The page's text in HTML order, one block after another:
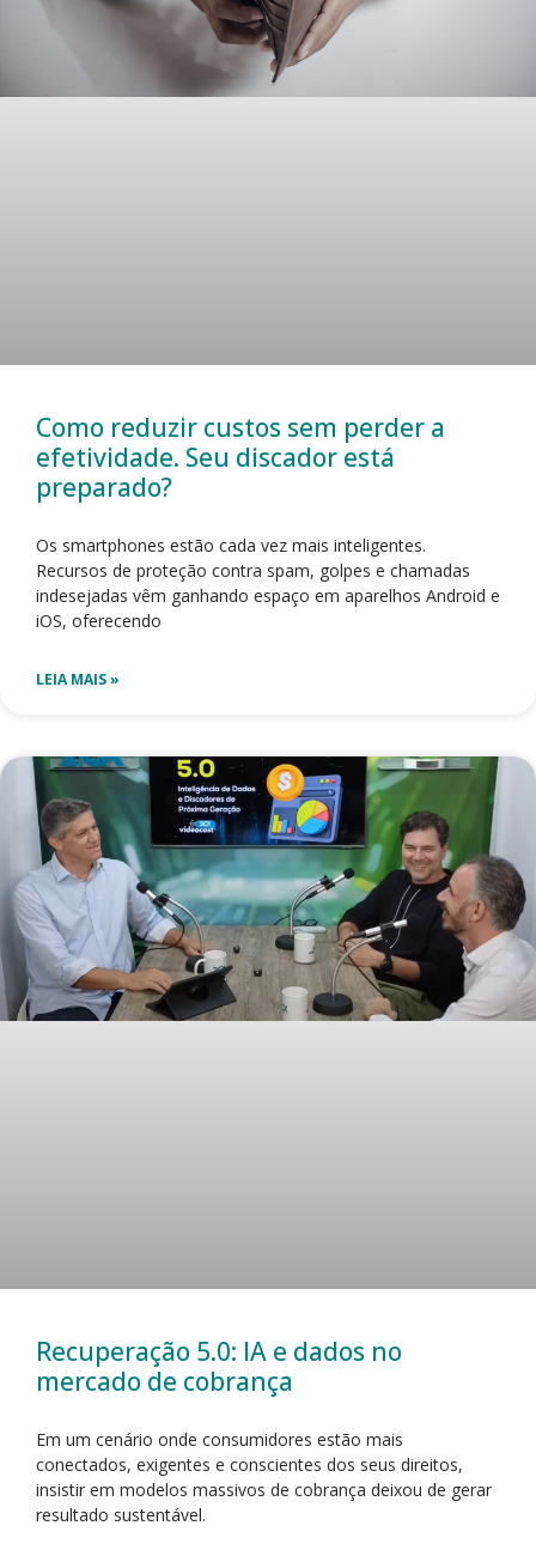
Como reduzir custos sem perder a
efetividade. Seu discador está
preparado?
Os smartphones estão cada vez mais inteligentes.
Recursos de proteção contra spam, golpes e chamadas
indesejadas vêm ganhando espaço em aparelhos Android e
iOS, oferecendo
LEIA MAIS »
Recuperação 5.0: IA e dados no
mercado de cobrança
Em um cenário onde consumidores estão mais
conectados, exigentes e conscientes dos seus direitos,
insistir em modelos massivos de cobrança deixou de gerar
resultado sustentável.